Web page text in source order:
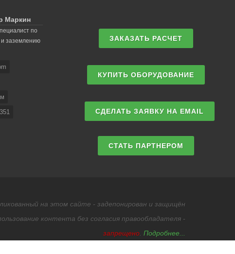
Маркин
по
заземлению
ЗАКАЗАТЬ РАСЧЕТ
КУПИТЬ ОБОРУДОВАНИЕ
СДЕЛАТЬ ЗАЯВКУ НА EMAIL
СТАТЬ ПАРТНЕРОМ
на этом сайте - задепонирован и защищён
контента без согласия правообладателя -
запрещено. Подробнее...